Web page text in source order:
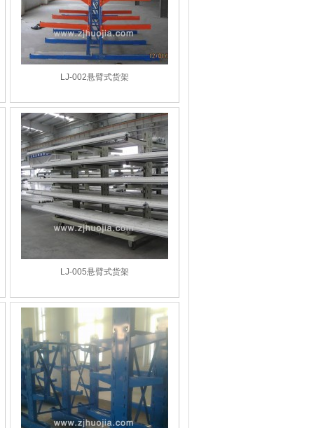
LJ-002悬臂式货架
LJ-005悬臂式货架